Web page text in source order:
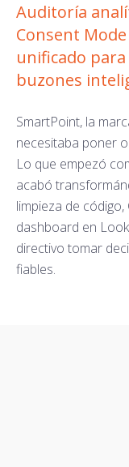
Auditoría
Consent
unificado
buzones
SmartPoint, la
necesitaba poner
Lo que empezó
acabó
limpieza de
dashboard en
directivo tomar
fiables.